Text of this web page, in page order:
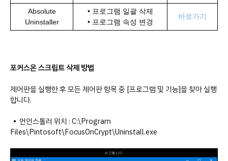
Absolute
Uninstaller
• 프로그램 일괄 삭제
• 프로그램 속성 변경
바로가기
포커스온 스크립트 삭제 방법
제어판을 실행한 후 모든 제어판 항목 중 [프로그램 및 기능]을 찾아 실행
합니다.
• 언인스톨러 위치 : ‪C:\Program
Files\Pintosoft\FocusOnCrypt\Uninstall.exe